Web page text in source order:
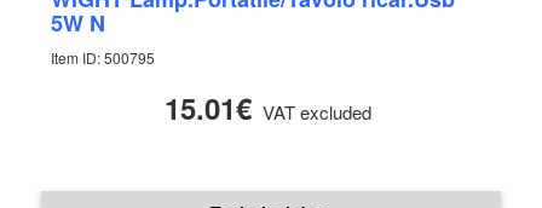
5W N
Item ID: 500795
15.01€ VAT excluded